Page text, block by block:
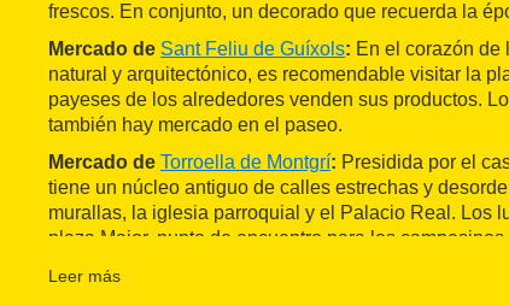
frescos. En conjunto, un decorado que recuerda la
Mercado de Sant Feliu de Guíxols: En el corazón de
natural y arquitectónico, es recomendable visitar la
payeses de los alrededores venden sus productos.
también hay mercado en el paseo.
Mercado de Torroella de Montgrí: Presidida por el
tiene un núcleo antiguo de calles estrechas y
murallas, la iglesia parroquial y el Palacio Real. Los
plaza Major, punto de encuentro para los
Leer más